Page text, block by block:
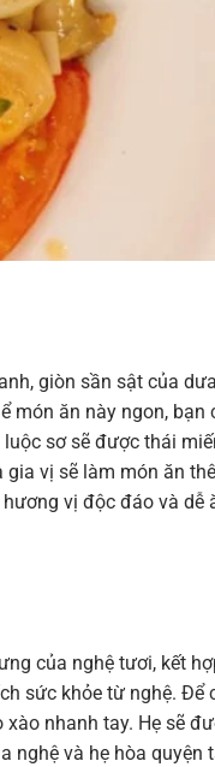
giòn sần sật của dưa
món ăn này ngon, bạn
sơ sẽ được thái
vị sẽ làm món ăn
vị độc đáo và dễ
của nghệ tươi, kết
sức khỏe từ nghệ. Để
nhanh tay. Hẹ sẽ
nghệ và hẹ hòa quyện